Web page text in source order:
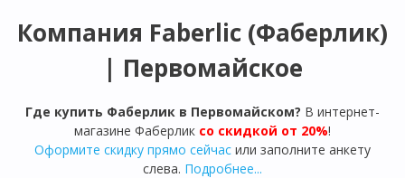
Компания Faberlic (Фаберлик)
| Первомайское
Где купить Фаберлик в Первомайском? В интернет-
магазине Фаберлик со скидкой от 20%!
Оформите скидку прямо сейчас или заполните анкету
слева. Подробнее...